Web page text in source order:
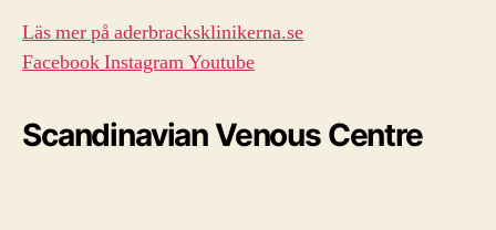
Läs mer på aderbracksklinikerna.se
FacebookInstagramYoutube
Scandinavian Venous Centre